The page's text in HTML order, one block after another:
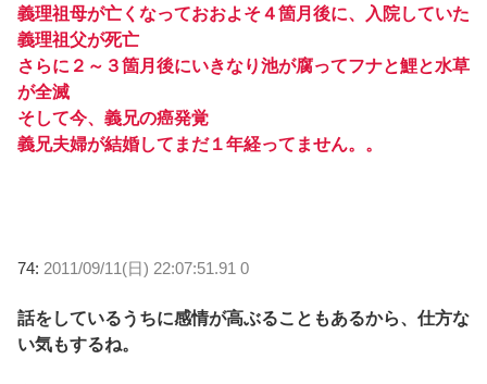
義理祖母が亡くなっておおよそ４箇月後に、入院していた
義理祖父が死亡
さらに２～３箇月後にいきなり池が腐ってフナと鯉と水草
が全滅
そして今、義兄の癌発覚
義兄夫婦が結婚してまだ１年経ってません。。
74: 2011/09/11(日) 22:07:51.91 0
話をしているうちに感情が高ぶることもあるから、仕方な
い気もするね。